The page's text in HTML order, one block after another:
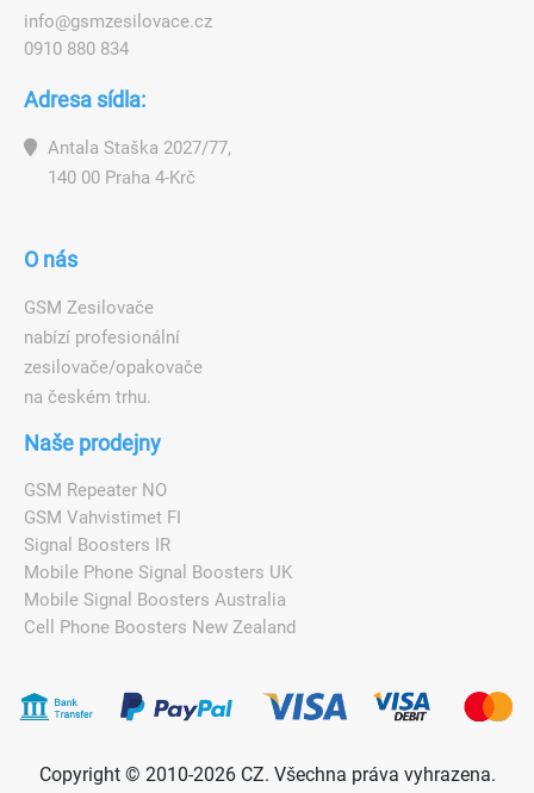
info@gsmzesi ovace.cz
0910 880 834
Adresa sídla:
Antala Staška 2027/77,
140 00 Praha 4-Krč
O nás
GSM Zesilovače
nabízí profesionální
zesilovače/opakovače
na českém trhu.
Naše prodejny
GSM Repeater NO
GSM Vahvistimet FI
Signal Boosters IR
Mobile Phone Signal Boosters UK
Mobile Signal Boosters Australia
Cell Phone Boosters New Zealand
Copyright © 2010-2026 CZ. Všechna práva vyhrazena.